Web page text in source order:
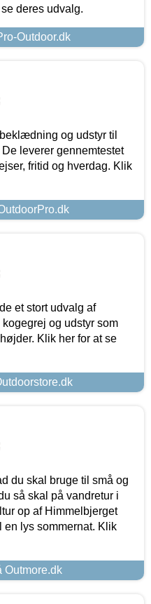
deres udvalg.
Outdoor.dk
og udstyr til
leverer gennemtestet
fritid og hverdag. Klik
et stort udvalg af
og udstyr som
Klik her for at se
du skal bruge til små og
så skal på vandretur i
op af Himmelbjerget
en lys sommernat. Klik
Outmore.dk